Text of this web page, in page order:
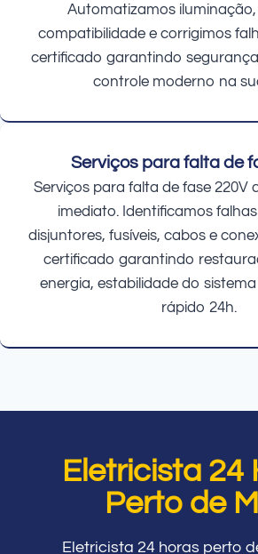
Automatizamos
compatibilidade e corrigimos
certificado garantindo
controle moderno na
Serviços para falta de
Serviços para falta de fase 220V
imediato. Identificamos
disjuntores, fusíveis, cabos e
certificado garantindo
energia, estabilidade do
rápido 24h.
Eletricista 24
Perto de
Eletricista 24 horas perto